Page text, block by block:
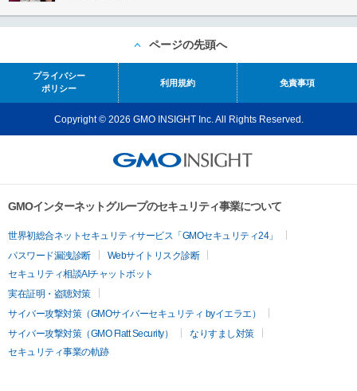
ページの先頭へ
プライバシー
ポリシー
利用規約 免責事項
Copyright © 2026 GMO INSIGHT Inc. All Rights Reserved.
GMOインターネットグループのセキュリティ事業について
世界初総合ネットセキュリティサービス「GMOセキュリティ24」
パスワード漏洩診断
Webサイトリスク診断
セキュリティ相談AIチャットボット
実在証明・盗聴対策
サイバー攻撃対策（GMOサイバーセキュリティ byイエラエ）
サイバー攻撃対策（GMO Flatt Security）
なりすまし対策
セキュリティ事業の軌跡